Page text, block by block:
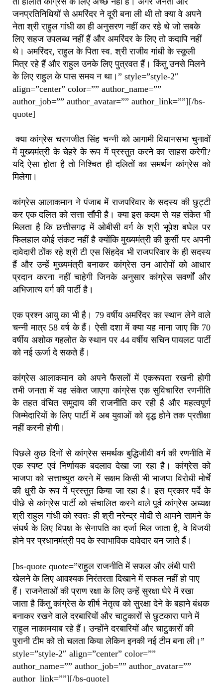
जनप्रतिनिधियों से अमरिंदर ने दूरी बना ली थी तो क्या वे अपने
नेता श्री राहुल गांधी का ही अनुसरण नहीं कर रहे थे जो सबके
लिए सहज उपलब्ध नहीं हैं और अमरिंदर के लिए तो कदापि नहीं
थे। अमरिंदर, राहुल के पिता स्व. श्री राजीव गांधी के स्कूली
मित्र रहे हैं और राहुल उनके लिए पुत्रवत हैं। किंतु उनसे मिलने
के लिए राहुल के पास समय न था।” style=”style-2″
align=”center” color=”” author_name=””
author_job=”” author_avatar=”” author_link=””][/bs-
quote]
क्या कांग्रेस चरणजीत सिंह चन्नी को आगामी विधानसभा चुनावों
में मुख्यमंत्री के चेहरे के रूप में प्रस्तुत करने का साहस करेगी?
यदि ऐसा होता है तो निश्चित ही दलितों का समर्थन कांग्रेस को
मिलेगा।
कांग्रेस आलाकमान ने पंजाब में राजपरिवार के सदस्य की छुट्टी
कर एक दलित को सत्ता सौंपी है। क्या इस कदम से यह संकेत भी
मिलता है कि छत्तीसगढ़ में ओबीसी वर्ग के श्री भूपेश बघेल पर
फिलहाल कोई संकट नहीं है क्योंकि मुख्यमंत्री की कुर्सी पर अपनी
दावेदारी ठोंक रहे श्री टी एस सिंहदेव भी राजपरिवार के ही सदस्य
हैं और उन्हें मुख्यमंत्री बनाकर कांग्रेस उन आरोपों को आधार
प्रदान करना नहीं चाहेगी जिनके अनुसार कांग्रेस सवर्णों और
अभिजात्य वर्ग की पार्टी है।
एक प्रश्न आयु का भी है। 79 वर्षीय अमरिंदर का स्थान लेने वाले
चन्नी मात्र 58 वर्ष के हैं। ऐसी दशा में क्या यह माना जाए कि 70
वर्षीय अशोक गहलोत के स्थान पर 44 वर्षीय सचिन पायलट पार्टी
को नई ऊर्जा दे सकते हैं।
कांग्रेस आलाकमान को अपने फैसलों में एकरूपता रखनी होगी
तभी जनता में यह संकेत जाएगा कांग्रेस एक सुविचारित रणनीति
के तहत वंचित समुदाय की राजनीति कर रही है और महत्वपूर्ण
जिम्मेदारियों के लिए पार्टी में अब युवाओं को वृद्ध होने तक प्रतीक्षा
नहीं करनी होगी।
पिछले कुछ दिनों से कांग्रेस समर्थक बुद्धिजीवी वर्ग की रणनीति में
एक स्पष्ट एवं निर्णायक बदलाव देखा जा रहा है। कांग्रेस को
भाजपा को सत्ताच्युत करने में सक्षम किसी भी भाजपा विरोधी मोर्चे
की धुरी के रूप में प्रस्तुत किया जा रहा है। इस प्रकार पर्दे के
पीछे से कांग्रेस पार्टी को संचालित करने वाले पूर्व कांग्रेस अध्यक्ष
श्री राहुल गांधी को स्वतः ही श्री नरेन्द्र मोदी से आमने सामने के
संघर्ष के लिए विपक्ष के सेनापति का दर्जा मिल जाता है, वे विजयी
होने पर प्रधानमंत्री पद के स्वाभाविक दावेदार बन जाते हैं।
[bs-quote quote=”राहुल राजनीति में सफल और लंबी पारी
खेलने के लिए आवश्यक निरंतरता दिखाने में सफल नहीं हो पाए
हैं। राजनेताओं की प्राण रक्षा के लिए उन्हें सुरक्षा घेरे में रखा
जाता है किंतु कांग्रेस के शीर्ष नेतृत्व को सुरक्षा देने के बहाने बंधक
बनाकर रखने वाले दरबारियों और चाटुकारों से छुटकारा पाने में
राहुल नाकामयाब रहे हैं। उन्होंने दरबारियों और चाटुकारों की
पुरानी टीम को तो चलता किया लेकिन इनकी नई टीम बना ली।”
style=”style-2″ align=”center” color=””
author_name=”” author_job=”” author_avatar=””
author_link=””][/bs-quote]